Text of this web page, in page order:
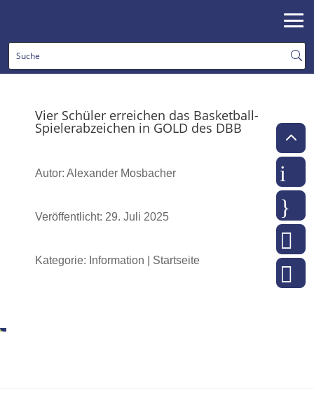
Vier Schüler erreichen das Basketball-
Spielerabzeichen in GOLD des DBB
Autor: Alexander Mosbacher
Veröffentlicht: 29. Juli 2025
Kategorie: Information | Startseite
2
i
}

